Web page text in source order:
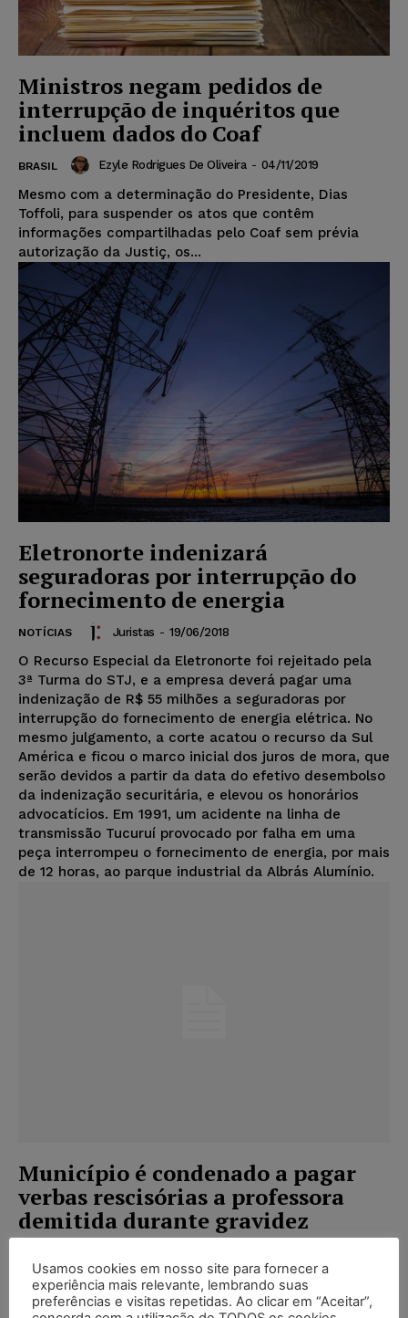
Ministros negam pedidos de
interrupção de inquéritos que
incluem dados do Coaf
BRASIL Ezyle Rodrigues De Oliveira - 04/11/2019
Mesmo com a determinação do Presidente, Dias
Toffoli, para suspender os atos que contêm
informações compartilhadas pelo Coaf sem prévia
autorização da Justiç, os...
Eletronorte indenizará
seguradoras por interrupção do
fornecimento de energia
NOTÍCIAS Juristas - 19/06/2018
O Recurso Especial da Eletronorte foi rejeitado pela
3ª Turma do STJ, e a empresa deverá pagar uma
indenização de R$ 55 milhões a seguradoras por
interrupção do fornecimento de energia elétrica. No
mesmo julgamento, a corte acatou o recurso da Sul
América e ficou o marco inicial dos juros de mora, que
serão devidos a partir da data do efetivo desembolso
da indenização securitária, e elevou os honorários
advocatícios. Em 1991, um acidente na linha de
transmissão Tucuruí provocado por falha em uma
peça interrompeu o fornecimento de energia, por mais
de 12 horas, ao parque industrial da Albrás Alumínio.
Município é condenado a pagar
verbas rescisórias a professora
demitida durante gravidez
Ente Público deve pagar os direitos da servidora,
mesmo ela tendo atuado por contratação
Usamos cookies em nosso site para fornecer a
experiência mais relevante, lembrando suas
preferências e visitas repetidas. Ao clicar em “Aceitar”,